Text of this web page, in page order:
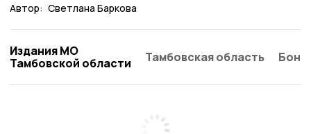
Автор: Светлана Баркова
Издания МО
Тамбовской области
Тамбовская область